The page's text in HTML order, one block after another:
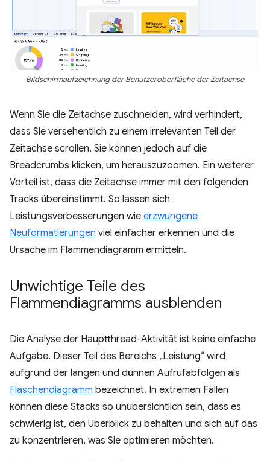
Bildschirmaufzeichnung der Benutzeroberfläche der Zeitachse
Wenn Sie die Zeitachse zuschneiden, wird verhindert,
dass Sie versehentlich zu einem irrelevanten Teil der
Zeitachse scrollen. Sie können jedoch auf die
Breadcrumbs klicken, um herauszuzoomen. Ein weiterer
Vorteil ist, dass die Zeitachse immer mit den folgenden
Tracks übereinstimmt. So lassen sich
Leistungsverbesserungen wie erzwungene
Neuformatierungen viel einfacher erkennen und die
Ursache im Flammendiagramm ermitteln.
Unwichtige Teile des
Flammendiagramms ausblenden
Die Analyse der Hauptthread-Aktivität ist keine einfache
Aufgabe. Dieser Teil des Bereichs „Leistung“ wird
aufgrund der langen und dünnen Aufrufabfolgen als
Flaschendiagramm bezeichnet. In extremen Fällen
können diese Stacks so unübersichtlich sein, dass es
schwierig ist, den Überblick zu behalten und sich auf das
zu konzentrieren, was Sie optimieren möchten.